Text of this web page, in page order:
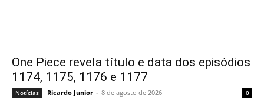
One Piece revela título e data dos episódios
1174, 1175, 1176 e 1177
Notícias Ricardo Junior - 8 de agosto de 2026 0